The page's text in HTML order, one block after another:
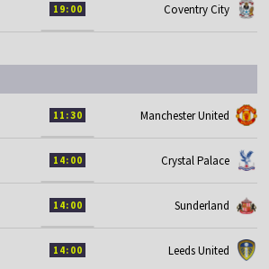
19:00 Coventry City
11:30 Manchester United
14:00 Crystal Palace
14:00 Sunderland
14:00 Leeds United